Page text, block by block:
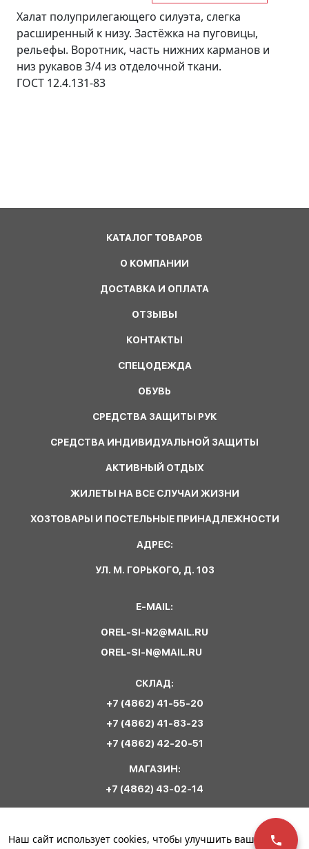
Халат полуприлегающего силуэта, слегка
расширенный к низу. Застёжка на пуговицы,
рельефы. Воротник, часть нижних карманов и
низ рукавов 3/4 из отделочной ткани.
ГОСТ 12.4.131-83
КАТАЛОГ ТОВАРОВ
О КОМПАНИИ
ДОСТАВКА И ОПЛАТА
ОТЗЫВЫ
КОНТАКТЫ
СПЕЦОДЕЖДА
ОБУВЬ
СРЕДСТВА ЗАЩИТЫ РУК
СРЕДСТВА ИНДИВИДУАЛЬНОЙ ЗАЩИТЫ
АКТИВНЫЙ ОТДЫХ
ЖИЛЕТЫ НА ВСЕ СЛУЧАИ ЖИЗНИ
ХОЗТОВАРЫ И ПОСТЕЛЬНЫЕ ПРИНАДЛЕЖНОСТИ
АДРЕС:
УЛ. М. ГОРЬКОГО, Д. 103
E-MAIL:
OREL-SI-N2@MAIL.RU
OREL-SI-N@MAIL.RU
СКЛАД:
+7 (4862) 41-55-20
+7 (4862) 41-83-23
+7 (4862) 42-20-51
МАГАЗИН:
+7 (4862) 43-02-14
Обратная связь
Наш сайт использует cookies, чтобы улучшить ваш